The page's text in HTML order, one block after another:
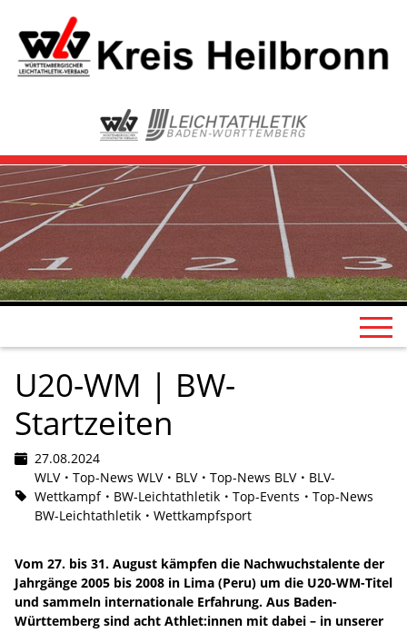
U20-WM | BW-
Startzeiten
27.08.2024
WLV
Top-News WLV BLV Top-News BLV
BLV-
Wettkampf
BW-Leichtathletik Top-Events
Top-News
BW-Leichtathletik
Wettkampfsport
Vom 27. bis 31. August kämpfen die Nachwuchstalente der
Jahrgänge 2005 bis 2008 in Lima (Peru) um die U20-WM-Titel
und sammeln internationale Erfahrung. Aus Baden-
Württemberg sind acht Athlet:innen mit dabei – in unserer